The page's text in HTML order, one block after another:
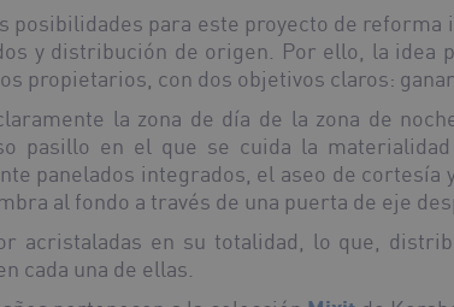
posibilidades para este proyecto de reforma
y distribución de origen. Por ello, la idea
propietarios, con dos objetivos claros:
la zona de día de la zona de
pasillo en el que se cuida la
panelados integrados, el aseo de cortesía
al fondo a través de una puerta de eje
acristaladas en su totalidad, lo que,
cada una de ellas.